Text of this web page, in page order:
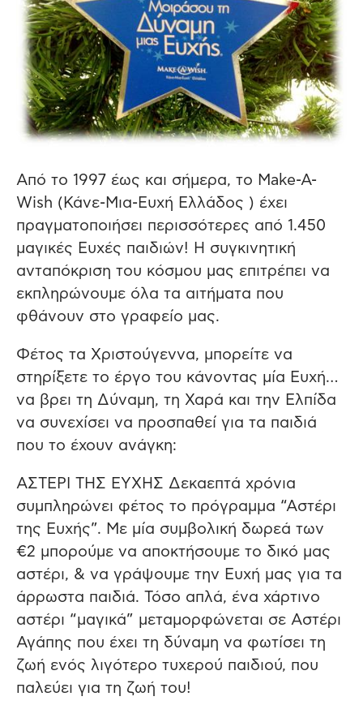
Από το 1997 έως και σήμερα, το Make-A-
Wish (Κάνε-Μια-Ευχή Ελλάδος ) έχει
πραγματοποιήσει περισσότερες από 1.450
μαγικές Ευχές παιδιών! Η συγκινητική
ανταπόκριση του κόσμου μας επιτρέπει να
εκπληρώνουμε όλα τα αιτήματα που
φθάνουν στο γραφείο μας.
Φέτος τα Χριστούγεννα, μπορείτε να
στηρίξετε το έργο του κάνοντας μία Ευχή…
να βρει τη Δύναμη, τη Χαρά και την Ελπίδα
να συνεχίσει να προσπαθεί για τα παιδιά
που το έχουν ανάγκη:
ΑΣΤΕΡΙ ΤΗΣ ΕΥΧΗΣ Δεκαεπτά χρόνια
συμπληρώνει φέτος το πρόγραμμα “Αστέρι
της Ευχής”. Με μία συμβολική δωρεά των
€2 μπορούμε να αποκτήσουμε το δικό μας
αστέρι, & να γράψουμε την Ευχή μας για τα
άρρωστα παιδιά. Τόσο απλά, ένα χάρτινο
αστέρι “μαγικά” μεταμορφώνεται σε Αστέρι
Αγάπης που έχει τη δύναμη να φωτίσει τη
ζωή ενός λιγότερο τυχερού παιδιού, που
παλεύει για τη ζωή του!